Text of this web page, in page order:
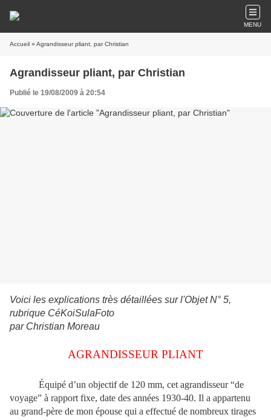
MENU
Accueil » Agrandisseur pliant, par Christian
Agrandisseur pliant, par Christian
Publié le 19/08/2009 à 20:54
Voici les explications très détaillées sur l'Objet N° 5,
rubrique CéKoiSulaFoto
par Christian Moreau
AGRANDISSEUR PLIANT
Équipé d’un objectif de 120 mm, cet agrandisseur “de
voyage” à rapport fixe, date des années 1930-40. Il a appartenu
au grand-père de mon épouse qui a effectué de nombreux tirages